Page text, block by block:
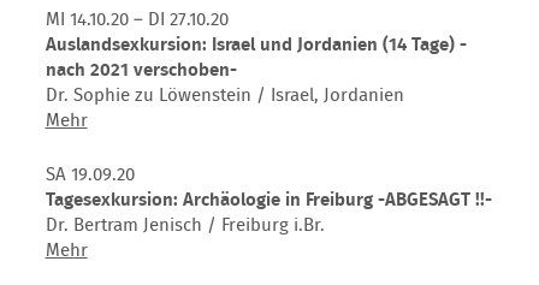
-
nach
2022
verschoben-
Entdeckungsreise
nach
Paris
2021
(4
-
nach
2022
MI 14.10.20 – DI 27.10.20
Auslandsexkursion: Israel und Jordanien (14 Tage) -
nach 2021 verschoben-
Dr. Sophie zu Löwenstein / Israel, Jordanien
MehrAuslandsexkursion:
und
Jordanien
(14
Tage)
SA 19.09.20
Tagesexkursion: Archäologie in Freiburg -ABGESAGT !!-
Dr. Bertram Jenisch / Freiburg i.Br.
MehrTagesexkursion: